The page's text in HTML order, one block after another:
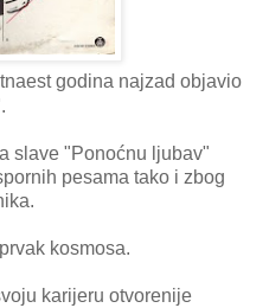
godina najzad objavio
slave "Ponoćnu ljubav"
pesama tako i zbog
kosmosa.
karijeru otvorenije